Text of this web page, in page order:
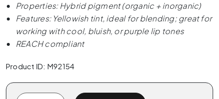
Properties: Hybrid pigment (organic + inorganic)
Features: Yellowish tint, ideal for blending; great for
working with cool, bluish, or purple lip tones
REACH compliant
Product ID: M92154